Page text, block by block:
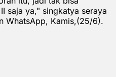
saja ya," singkatya seraya
WhatsApp, Kamis,(25/6).